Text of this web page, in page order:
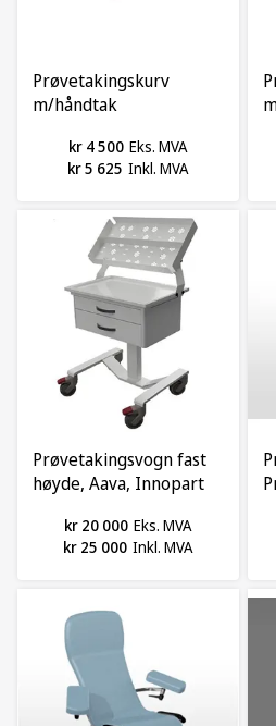
Prøvetakingskurv
m/håndtak
kr 4 500 Eks. MVA
kr 5 625 Inkl. MVA
Prøvetakingsvogn fast
høyde, Aava, Innopart
kr 20 000 Eks. MVA
kr 25 000 Inkl. MVA